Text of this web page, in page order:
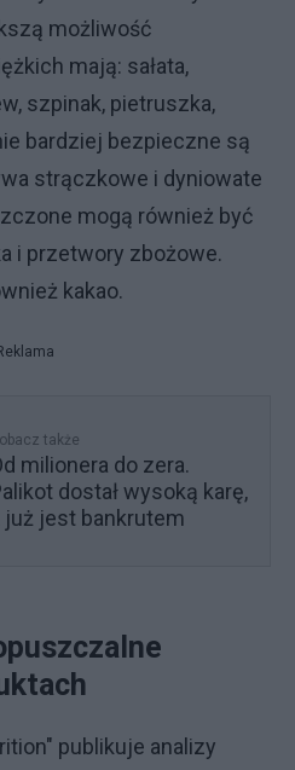
możliwość
mają: sałata,
szpinak, pietruszka,
bardziej bezpieczne są
strączkowe i dyniowate
mogą również być
i przetwory zbożowe.
kakao.
także
milionera do zera.
dostał wysoką karę,
już jest bankrutem
publikuje analizy